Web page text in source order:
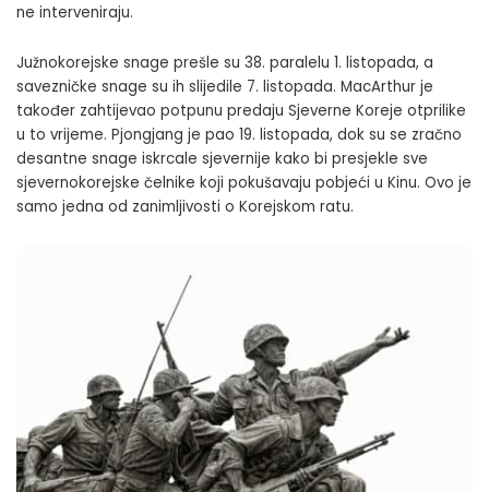
ne interveniraju.
Južnokorejske snage prešle su 38. paralelu 1. listopada, a
savezničke snage su ih slijedile 7. listopada. MacArthur je
također zahtijevao potpunu predaju Sjeverne Koreje otprilike
u to vrijeme. Pjongjang je pao 19. listopada, dok su se zračno
desantne snage iskrcale sjevernije kako bi presjekle sve
sjevernokorejske čelnike koji pokušavaju pobjeći u Kinu. Ovo je
samo jedna od zanimljivosti o Korejskom ratu.